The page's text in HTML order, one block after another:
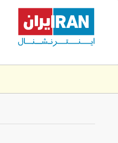
content